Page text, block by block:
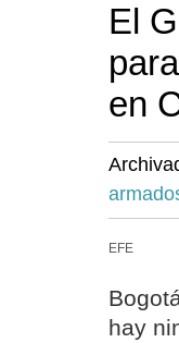
El
en
EFE
hay